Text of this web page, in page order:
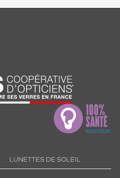
LUNETTES DE SOLEIL